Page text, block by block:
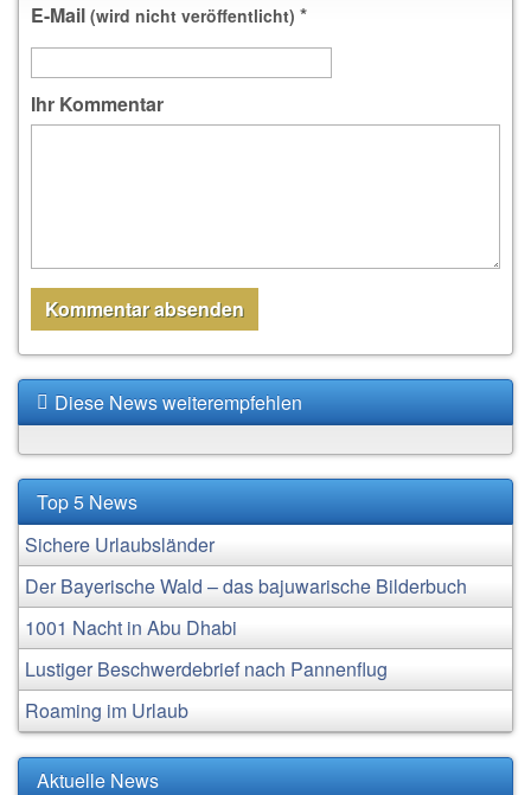
E-Mail (wird nicht veröffentlicht) *
Ihr Kommentar
Diese News weiterempfehlen
Top 5 News
Sichere Urlaubsländer
Der Bayerische Wald – das bajuwarische Bilderbuch
1001 Nacht in Abu Dhabi
Lustiger Beschwerdebrief nach Pannenflug
Roaming im Urlaub
Aktuelle News